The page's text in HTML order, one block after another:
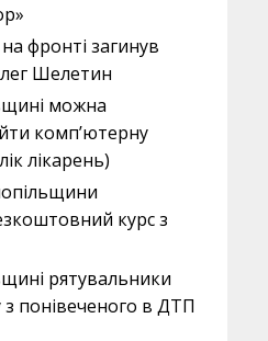
фронті загинув
Шелетин
можна
комп’ютерну
лікарень)
курс з
рятувальники
понівеченого в ДТП